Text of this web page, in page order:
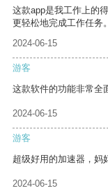
这款app是我工作上的
更轻松地完成工作任务。
2024-06-15
游客
这款软件的功能非常全
2024-06-15
游客
超级好用的加速器，妈
2024-06-15